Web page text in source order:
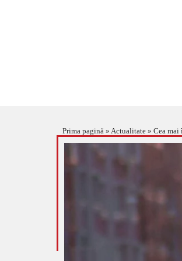
Prima pagină » Actualitate » Cea mai